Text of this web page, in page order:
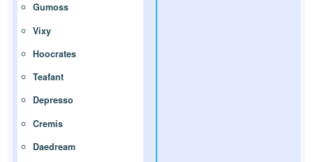
Gumoss
Vixy
Hoocrates
Teafant
Depresso
Cremis
Daedream